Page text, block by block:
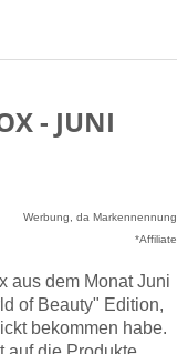
- JUNI
Werbung, da Markennennung
*Affiliate
aus dem Monat Juni
of Beauty" Edition,
bekommen habe.